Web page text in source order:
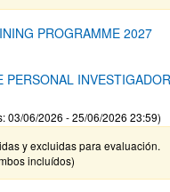
PROGRAMME 2027
PERSONAL INVESTIGADOR
03/06/2026 - 25/06/2026 23:59)
y excluidas para evaluación.
incluídos)